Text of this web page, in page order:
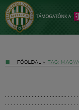
FŐOLDAL » TAG: